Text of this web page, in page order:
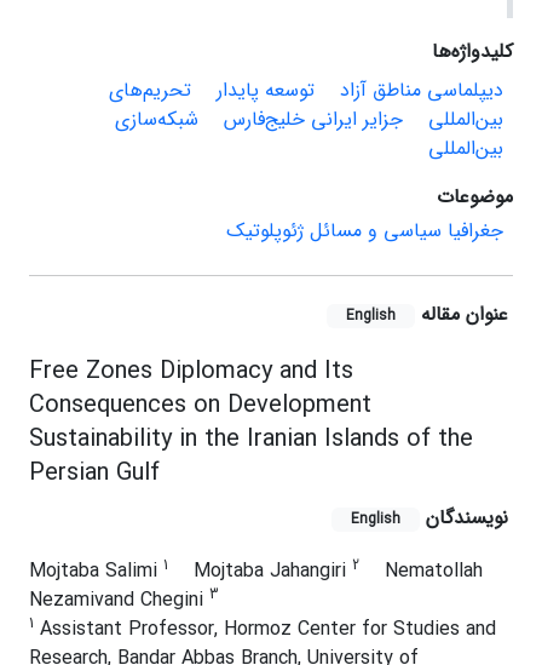
کلیدواژه‌ها
دیپلماسی مناطق آزاد
توسعه پایدار
تحریم‌های
بین‌المللی
جزایر ایرانی خلیج‌فارس
شبکه‌سازی
بین‌المللی
موضوعات
جغرافیا سیاسی و مسائل ژئوپلوتیک
عنوان مقاله English
Free Zones Diplomacy and Its
Consequences on Development
Sustainability in the Iranian Islands of the
Persian Gulf
نویسندگان English
Mojtaba Salimi 1 Mojtaba Jahangiri 2
Nematollah
Nezamivand Chegini 3
1 Assistant Professor, Hormoz Center for Studies and
Research, Bandar Abbas Branch, University of